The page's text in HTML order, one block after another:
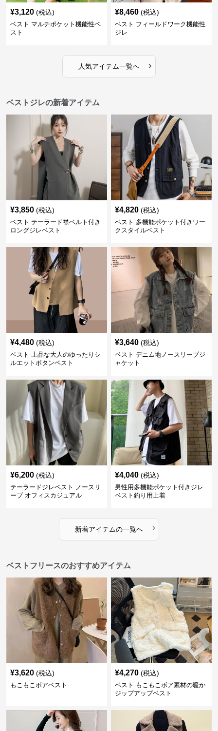
¥3,120 (税込)
ベスト マルチポケット機能性ベ
スト
¥8,460 (税込)
ベスト フィールドワーク機能性
ジレ
人気アイテム一覧へ ›
ベストジレの新着アイテム
¥3,850 (税込)
ベスト テーラード襟ベルト付き
ロングジレベスト
¥4,820 (税込)
ベスト 多機能ポケット付きワー
クスタイルベスト
¥4,480 (税込)
ベスト 上品な大人のゆったりシ
ルエットボタンベスト
¥3,640 (税込)
ベスト デニム地ノースリーブジ
ャケット
¥6,200 (税込)
テーラードジレベスト ノースリ
ーブ オフィスカジュアル
¥4,040 (税込)
男性用多機能ポケット付きジレ
ベスト釣り用上着
新着アイテムの一覧へ ›
ベストフリースのおすすめアイテム
¥3,620 (税込)
もこもこボアベスト
¥4,270 (税込)
ベスト もこもこボア素材の暖か
ジップアップベスト